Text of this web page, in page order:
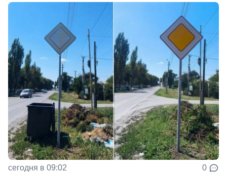
сегодня в 09:02 0